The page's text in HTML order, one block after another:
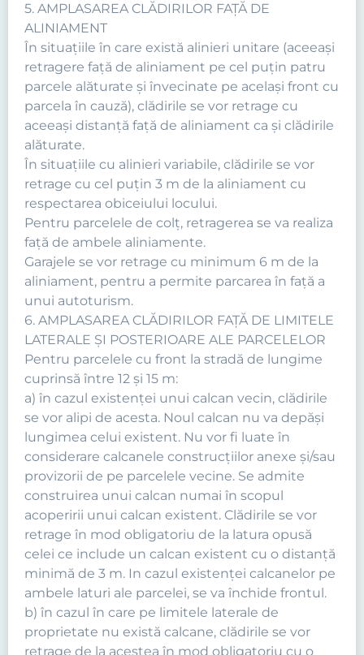
5. AMPLASAREA CLĂDIRILOR FAŢĂ DE
ALINIAMENT
În situaţiile în care există alinieri unitare (aceeaşi
retragere faţă de aliniament pe cel puţin patru
parcele alăturate şi învecinate pe acelaşi front cu
parcela în cauză), clădirile se vor retrage cu
aceeaşi distanţă faţă de aliniament ca şi clădirile
alăturate.
În situaţiile cu alinieri variabile, clădirile se vor
retrage cu cel puţin 3 m de la aliniament cu
respectarea obiceiului locului.
Pentru parcelele de colţ, retragerea se va realiza
faţă de ambele aliniamente.
Garajele se vor retrage cu minimum 6 m de la
aliniament, pentru a permite parcarea în faţă a
unui autoturism.
6. AMPLASAREA CLĂDIRILOR FAŢĂ DE LIMITELE
LATERALE ŞI POSTERIOARE ALE PARCELELOR
Pentru parcelele cu front la stradă de lungime
cuprinsă între 12 şi 15 m:
a) în cazul existenţei unui calcan vecin, clădirile
se vor alipi de acesta. Noul calcan nu va depăşi
lungimea celui existent. Nu vor fi luate în
considerare calcanele construcţiilor anexe şi/sau
provizorii de pe parcelele vecine. Se admite
construirea unui calcan numai în scopul
acoperirii unui calcan existent. Clădirile se vor
retrage în mod obligatoriu de la latura opusă
celei ce include un calcan existent cu o distanţă
minimă de 3 m. In cazul existenţei calcanelor pe
ambele laturi ale parcelei, se va închide frontul.
b) în cazul în care pe limitele laterale de
proprietate nu există calcane, clădirile se vor
retrage de la acestea în mod obligatoriu cu o